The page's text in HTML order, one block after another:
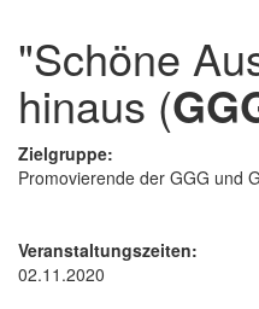
"Schöne
hinaus (
Zielgruppe:
Promovierende der GGG und
Veranstaltungszeiten:
02.11.2020